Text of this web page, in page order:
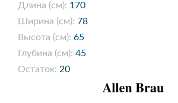
Длина (см): 170
Ширина (см): 78
Высота (см): 65
Глубина (см): 45
Остаток: 20